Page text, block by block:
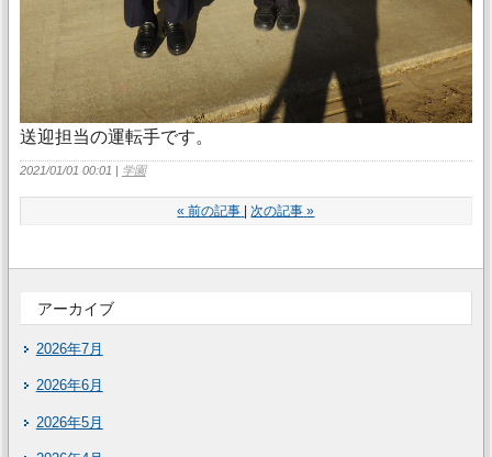
送迎担当の運転手です。
2021/01/01 00:01 学園
« 前の記事 次の記事 »
アーカイブ
2026年7月
2026年6月
2026年5月